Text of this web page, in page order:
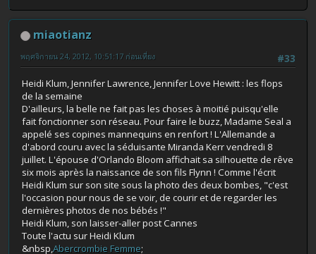
miaotianz
#33
พฤศจิกายน 24, 2012, 10:51:17 ก่อนเที่ยง
Heidi Klum, Jennifer Lawrence, Jennifer Love Hewitt : les flops
de la semaine
D'ailleurs, la belle ne fait pas les choses à moitié puisqu'elle
fait fonctionner son réseau. Pour faire le buzz, Madame Seal a
appelé ses copines mannequins en renfort ! L'Allemande a
d'abord couru avec la séduisante Miranda Kerr vendredi 8
juillet. L'épouse d'Orlando Bloom affichait sa silhouette de rêve
six mois après la naissance de son fils Flynn ! Comme l'écrit
Heidi Klum sur son site sous la photo des deux bombes, "c'est
l'occasion pour nous de se voir, de courir et de regarder les
dernières photos de nos bébés !"
Heidi Klum, son laisser-aller post Cannes
Toute l'actu sur Heidi Klum
&nbsp,Abercrombie Femme;